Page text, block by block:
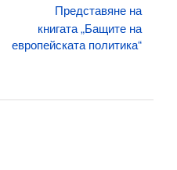
Представяне на
книгата „Бащите на
европейската политика“